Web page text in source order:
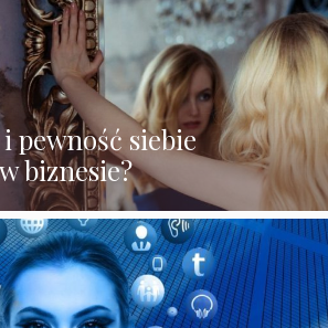
pewność siebie
biznesie?